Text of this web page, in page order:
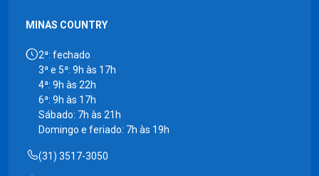
MINAS COUNTRY
2ª: fechado
3ª e 5ª: 9h às 17h
4ª: 9h às 22h
6ª: 9h às 17h
Sábado: 7h às 21h
Domingo e feriado: 7h às 19h
(31) 3517-3050